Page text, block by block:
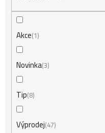
Akce 1
Novinka3
Tip 8
Výprodej 47